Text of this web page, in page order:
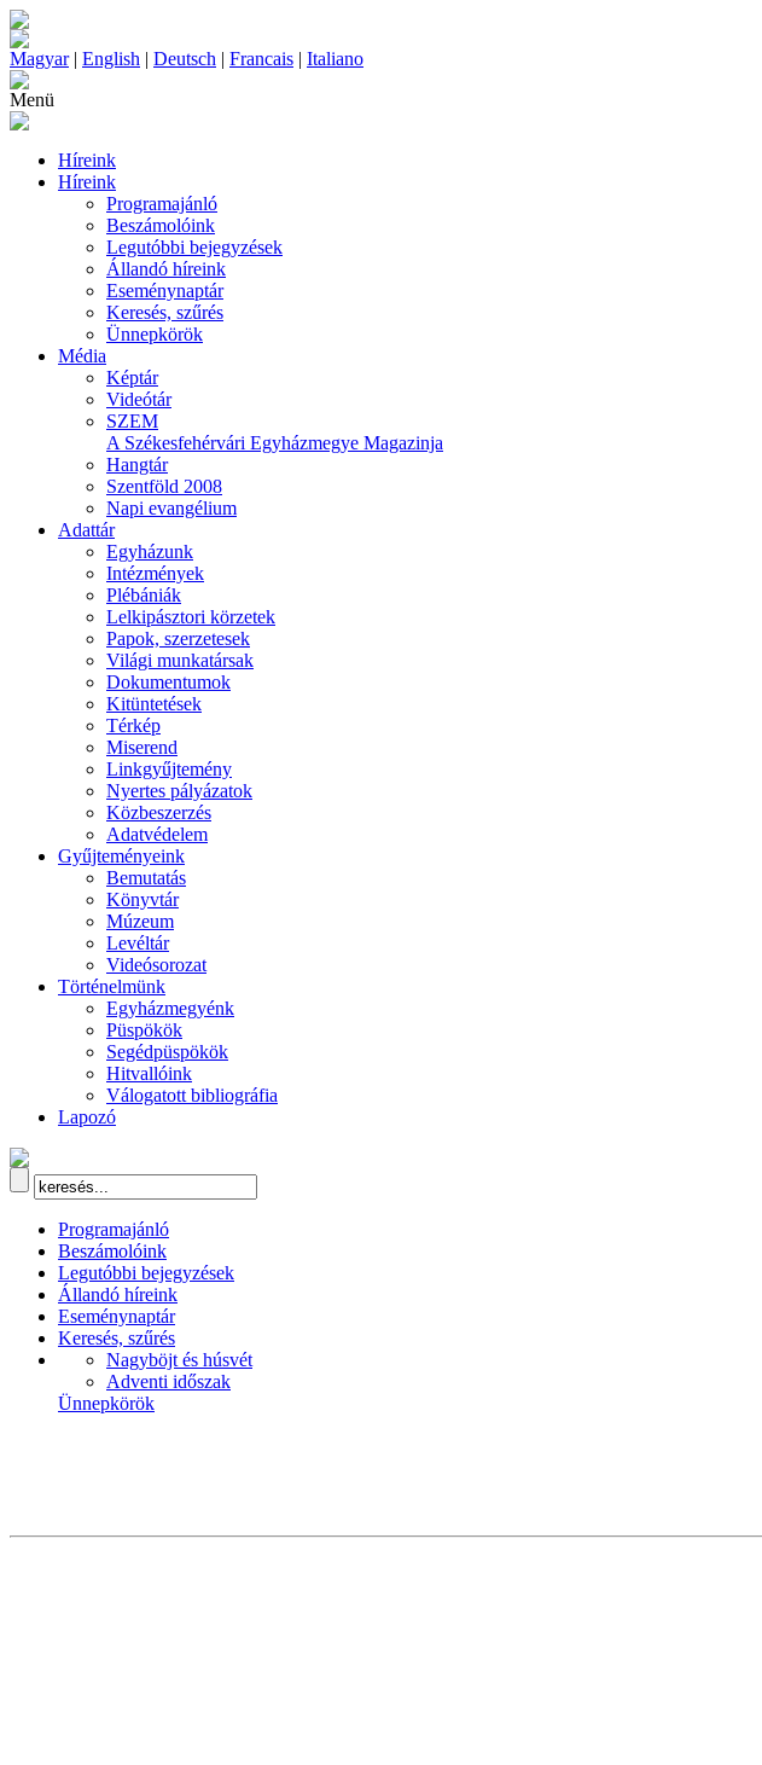
Magyar| English | Deutsch | Francais | Italiano
Menü
Híreink
Híreink
Programajánló
Beszámolóink
Legutóbbi bejegyzések
Állandó híreink
Eseménynaptár
Keresés, szűrés
Ünnepkörök
Média
Képtár
Videótár
SZEM
A Székesfehérvári Egyházmegye Magazinja
Hangtár
Szentföld 2008
Napi evangélium
Adattár
Egyházunk
Intézmények
Plébániák
Lelkipásztori körzetek
Papok, szerzetesek
Világi munkatársak
Dokumentumok
Kitüntetések
Térkép
Miserend
Linkgyűjtemény
Nyertes pályázatok
Közbeszerzés
Adatvédelem
Gyűjteményeink
Bemutatás
Könyvtár
Múzeum
Levéltár
Videósorozat
Történelmünk
Egyházmegyénk
Püspökök
Segédpüspökök
Hitvallóink
Válogatott bibliográfia
Lapozó
Programajánló
Beszámolóink
Legutóbbi bejegyzések
Állandó híreink
Eseménynaptár
Keresés, szűrés
Nagyböjt és húsvét
Adventi időszak
Ünnepkörök